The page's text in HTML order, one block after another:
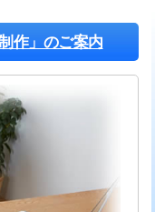
作」のご案内